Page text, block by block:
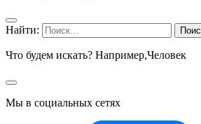
Найти:
Что будем искать? Например,Человек
Мы в социальных сетях